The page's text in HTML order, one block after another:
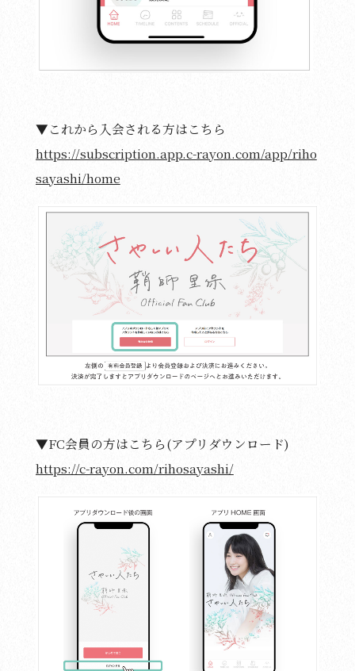
▼これから入会される方はこちら
https://subscription.app.c-rayon.com/app/riho
sayashi/home
▼FC会員の方はこちら(アプリダウンロード)
https://c-rayon.com/rihosayashi/